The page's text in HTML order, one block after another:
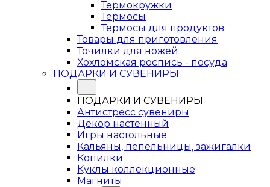
Термокружки
Термосы
Термосы для продуктов
Товары для приготовления
Точилки для ножей
Хохломская роспись - посуда
ПОДАРКИ И СУВЕНИРЫ
ПОДАРКИ И СУВЕНИРЫ
Антистресс сувениры
Декор настенный
Игры настольные
Кальяны, пепельницы, зажигалки
Копилки
Куклы коллекционные
Магниты